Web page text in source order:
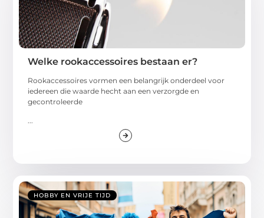
Welke rookaccessoires bestaan er?
Rookaccessoires vormen een belangrijk onderdeel voor
iedereen die waarde hecht aan een verzorgde en
gecontroleerde
...
HOBBY EN VRIJE TIJD